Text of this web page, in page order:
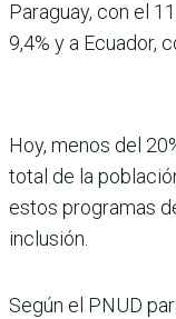
Paraguay, con el
9,4% y a Ecuador,
Hoy, menos del
total de la
estos programas
inclusión.
Según el PNUD